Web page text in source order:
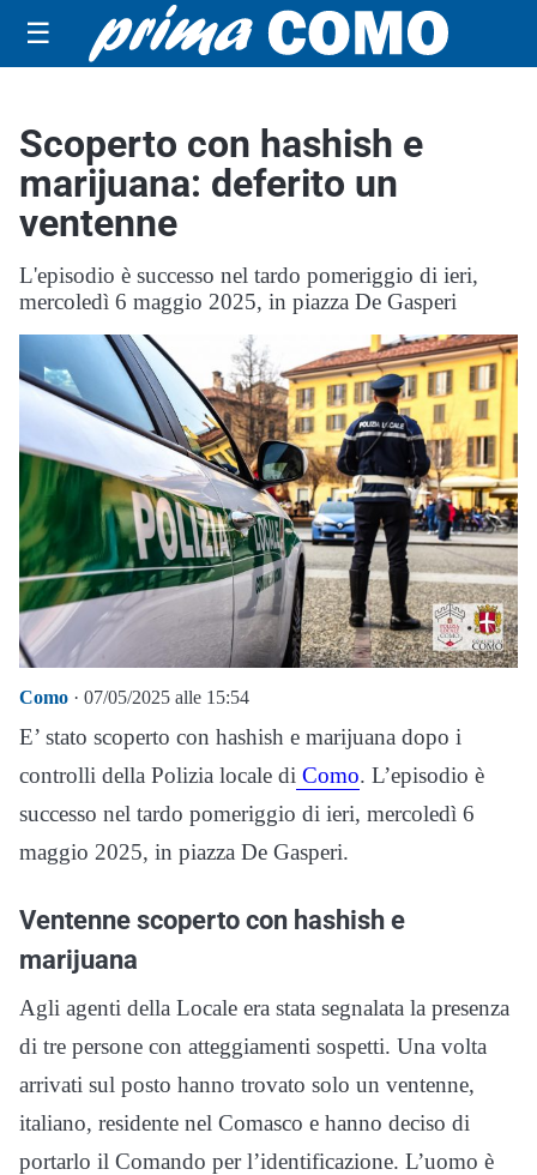
☰
Scoperto con hashish e
marijuana: deferito un
ventenne
L'episodio è successo nel tardo pomeriggio di ieri,
mercoledì 6 maggio 2025, in piazza De Gasperi
Como · 07/05/2025 alle 15:54
E’ stato scoperto con hashish e marijuana dopo i
controlli della Polizia locale di Como. L’episodio è
successo nel tardo pomeriggio di ieri, mercoledì 6
maggio 2025, in piazza De Gasperi.
Ventenne scoperto con hashish e
marijuana
Agli agenti della Locale era stata segnalata la presenza
di tre persone con atteggiamenti sospetti. Una volta
arrivati sul posto hanno trovato solo un ventenne,
italiano, residente nel Comasco e hanno deciso di
portarlo il Comando per l’identificazione. L’uomo è